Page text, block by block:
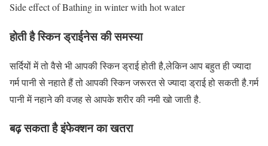
Side effect of Bathing in winter with hot water
होती है स्किन ड्राईनेस की समस्या
सर्दियों में तो वैसे भी आपकी स्किन ड्राई होती है,लेकिन आप बहुत ही ज्यादा
गर्म पानी से नहाते हैं तो आपकी स्किन जरूरत से ज्यादा ड्राई हो सकती है.गर्म
पानी में नहाने की वजह से आपके शरीर की नमी खो जाती है.
बढ़ सकता है इंफेक्शन का खतरा